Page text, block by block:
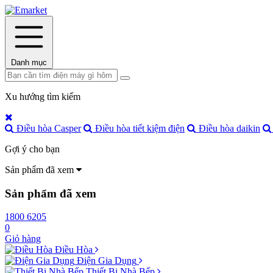
Danh mục
Xu hướng tìm kiếm
Điều hòa Casper Điều hòa tiết kiệm điện Điều hòa daikin
Gợi ý cho bạn
Sản phẩm đã xem
Sản phẩm đã xem
1800 6205
0
Giỏ hàng
Điều Hòa
Điện Gia Dụng